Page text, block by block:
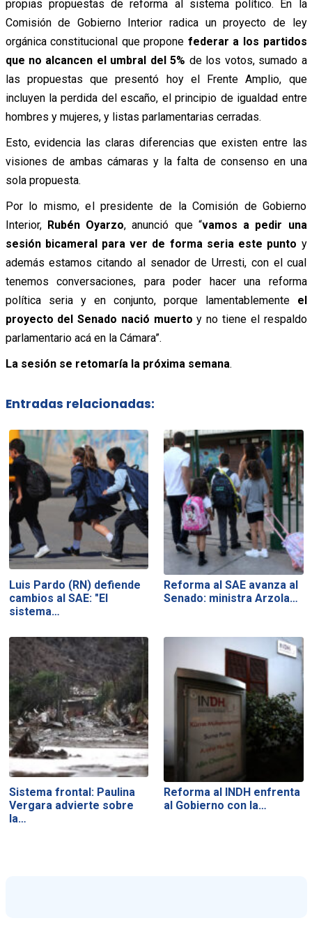
propias propuestas de reforma al sistema político. En la
Comisión de Gobierno Interior radica un proyecto de ley
orgánica constitucional que propone federar a los partidos
que no alcancen el umbral del 5% de los votos, sumado a
las propuestas que presentó hoy el Frente Amplio, que
incluyen la perdida del escaño, el principio de igualdad entre
hombres y mujeres, y listas parlamentarias cerradas.
Esto, evidencia las claras diferencias que existen entre las
visiones de ambas cámaras y la falta de consenso en una
sola propuesta.
Por lo mismo, el presidente de la Comisión de Gobierno
Interior, Rubén Oyarzo, anunció que “vamos a pedir una
sesión bicameral para ver de forma seria este punto y
además estamos citando al senador de Urresti, con el cual
tenemos conversaciones, para poder hacer una reforma
política seria y en conjunto, porque lamentablementeel
proyecto del Senado nació muerto y no tiene el respaldo
parlamentario acá en la Cámara”.
La sesión se retomaría la próxima semana.
Entradas relacionadas:
Luis Pardo (RN) defiende
cambios al SAE: "El
sistema…
Reforma al SAE avanza al
Senado: ministra Arzola…
Sistema frontal: Paulina
Vergara advierte sobre
la…
Reforma al INDH enfrenta
al Gobierno con la…